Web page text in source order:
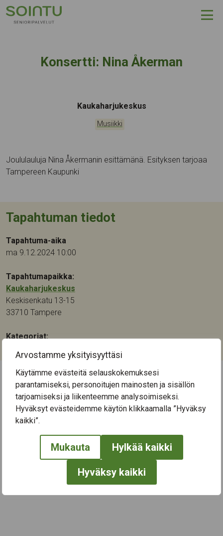
Arvostamme yksityisyyttäsi
Käytämme evästeitä selauskokemuksesi
parantamiseksi, personoitujen mainosten ja sisällön
tarjoamiseksi ja liikenteemme analysoimiseksi.
Hyväksyt evästeidemme käytön klikkaamalla ”Hyväksy
kaikki”.
Mukauta Hylkää kaikki
Hyväksy kaikki
Hyppää sisältöön
Konsertti: Nina Åkerman
Tapahtumapaikka:
Kaukaharjukeskus
Kategoriat:
Musiikki
Joululauluja Nina Åkermanin esittämänä. Esityksen tarjoaa
Tampereen Kaupunki
Tapahtuman tiedot
Tapahtuma-aika
ma 9.12.2024 10:00
Tapahtumapaikka:
Kaukaharjukeskus
Keskisenkatu 13-15
33710 Tampere
Kategoriat:
← Näytä kaikki tapahtumat